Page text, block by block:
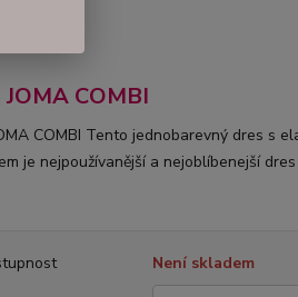
JOMA COMBI
COMBI Tento jednobarevný dres s
je nejpoužívanější a nejoblíbenejší dres
Není skladem